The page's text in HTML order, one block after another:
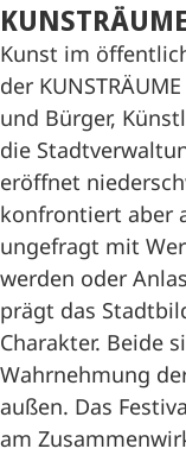
Kunst im
der
und Bürger,
die
eröffnet
konfrontiert aber
ungefragt mit
werden oder
prägt das
Charakter. Beide
Wahrnehmung
außen. Das
am